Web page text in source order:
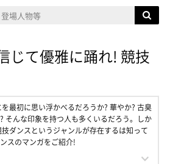
じて優雅に踊れ! 競技
最初に思い浮かべるだろうか? 華やか? 古臭
そんな印象を持つ人も多くいるだろう。しか
ダンスというジャンルが存在するは知って
スのマンガをご紹介!